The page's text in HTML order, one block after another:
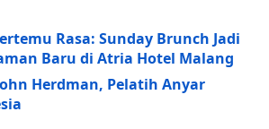
Rasa: Sunday Brunch Jadi
Baru di Atria Hotel Malang
Herdman, Pelatih Anyar